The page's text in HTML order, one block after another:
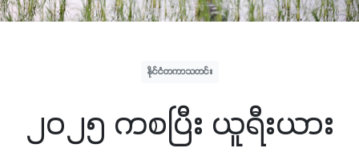
နိုင်ငံတကာသတင်း
၂၀၂၅ ကစပြီး ယူရီးယား